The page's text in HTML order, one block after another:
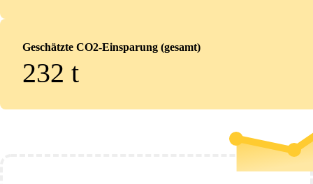
Geschätzte CO2-Einsparung (gesamt)
232 t